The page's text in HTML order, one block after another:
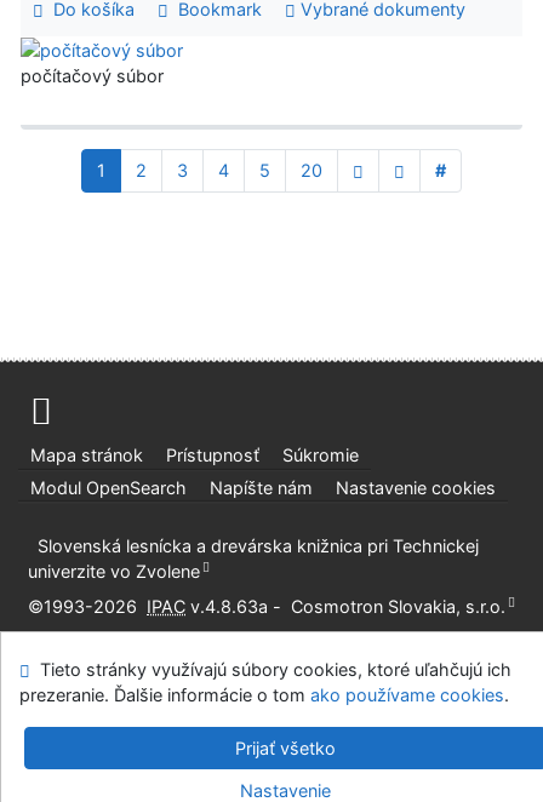
Do košíka Bookmark Vybrané dokumenty
počítačový súbor
1 2 3 4 5 20 #
Mapa stránok Prístupnosť
Súkromie
Modul OpenSearch
Napíšte nám Nastavenie cookies
Slovenská lesnícka a drevárska knižnica pri Technickej
univerzite vo Zvolene
©1993-2026 IPAC v.4.8.63a - Cosmotron Slovakia, s.r.o.
Tieto stránky využívajú súbory cookies, ktoré uľahčujú ich
prezeranie. Ďalšie informácie o tom ako používame cookies.
Prijať všetko
Nastavenie